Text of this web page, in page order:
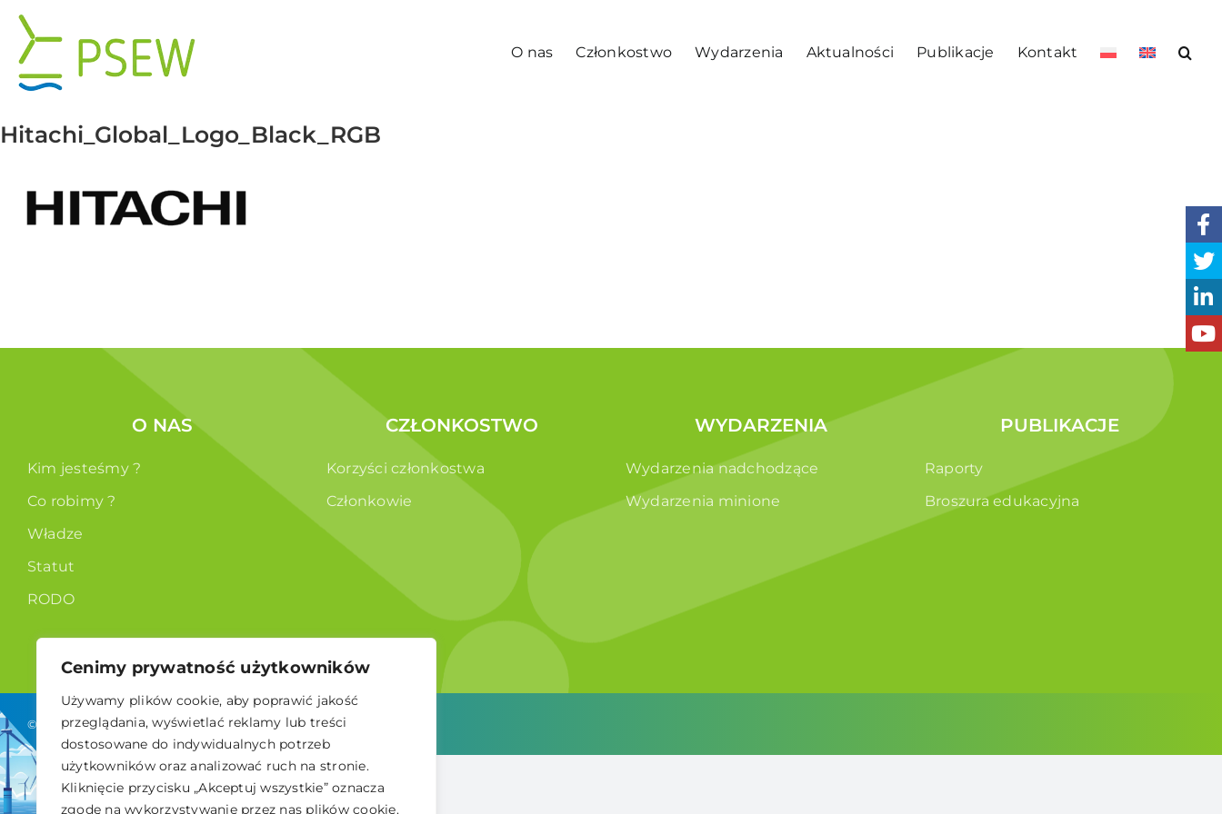
Cenimy prywatność użytkowników
Używamy plików cookie, aby poprawić jakość
przeglądania, wyświetlać reklamy lub treści
dostosowane do indywidualnych potrzeb
użytkowników oraz analizować ruch na stronie.
Kliknięcie przycisku „Akceptuj wszystkie” oznacza
zgodę na wykorzystywanie przez nas plików cookie.
Przejdź
zawartości
O nas Członkostwo Wydarzenia Aktualności Publikacje Kontakt
Hitachi_Global_Logo_Black_RGB
O NAS
Kim jesteśmy ?
Co robimy ?
Władze
Statut
RODO
CZŁONKOSTWO
Korzyści członkostwa
Członkowie
WYDARZENIA
Wydarzenia nadchodzące
Wydarzenia minione
PUBLIKACJE
Raporty
Broszura edukacyjna
© 2026 Polskie Stowarzyszenie Energetyki Wiatrowej